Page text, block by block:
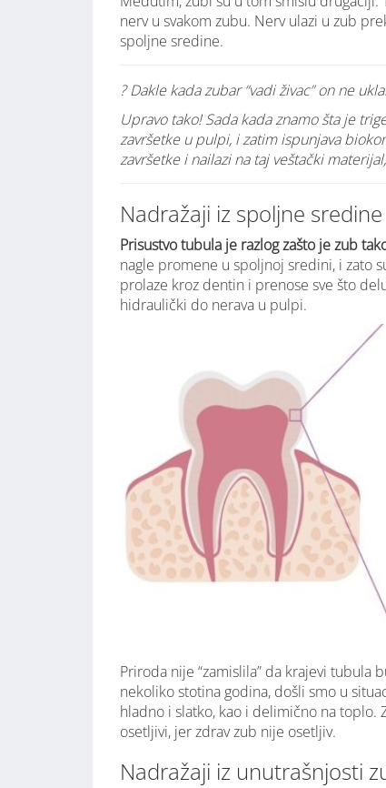
nerv u svakom zubu. Nerv ulazi u zub
spoljne sredine.
? Dakle kada zubar “vadi živac” on ne
Upravo tako! Sada kada znamo šta je
završetke u pulpi, i zatim ispunjava
završetke i nailazi na taj veštački
Nadražaji iz spoljne sredine
Prisustvo tubula je razlog zašto je zub
nagle promene u spoljnoj sredini, i zato
prolaze kroz dentin i prenose sve što
hidraulički do nerava u pulpi.
Priroda nije “zamislila” da krajevi
nekoliko stotina godina, došli smo u
hladno i slatko, kao i delimično na toplo.
osetljivi, jer zdrav zub nije osetljiv.
Nadražaji iz unutrašnjosti